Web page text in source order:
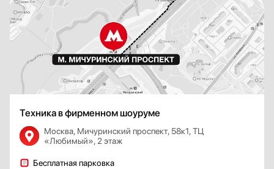
Техника в фирменном шоуруме
Москва, Мичуринский проспект, 58к1, ТЦ
«Любимый», 2 этаж
Бесплатная парковка